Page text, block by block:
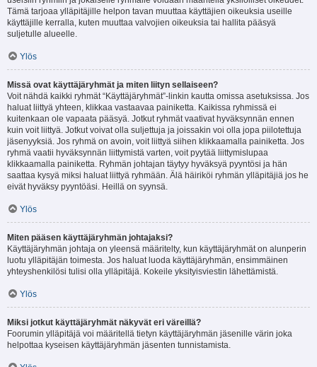
Tämä tarjoaa ylläpitäjille helpon tavan muuttaa käyttäjien oikeuksia useille
käyttäjille kerralla, kuten muuttaa valvojien oikeuksia tai hallita pääsyä
suljetulle alueelle.
Ylös
Missä ovat käyttäjäryhmät ja miten liityn sellaiseen?
Voit nähdä kaikki ryhmät “Käyttäjäryhmät”-linkin kautta omissa asetuksissa. Jos
haluat liittyä yhteen, klikkaa vastaavaa painiketta. Kaikissa ryhmissä ei
kuitenkaan ole vapaata pääsyä. Jotkut ryhmät vaativat hyväksynnän ennen
kuin voit liittyä. Jotkut voivat olla suljettuja ja joissakin voi olla jopa piilotettuja
jäsenyyksiä. Jos ryhmä on avoin, voit liittyä siihen klikkaamalla painiketta. Jos
ryhmä vaatii hyväksynnän liittymistä varten, voit pyytää liittymislupaa
klikkaamalla painiketta. Ryhmän johtajan täytyy hyväksyä pyyntösi ja hän
saattaa kysyä miksi haluat liittyä ryhmään. Älä häiriköi ryhmän ylläpitäjiä jos he
eivät hyväksy pyyntöäsi. Heillä on syynsä.
Ylös
Miten pääsen käyttäjäryhmän johtajaksi?
Käyttäjäryhmän johtaja on yleensä määritelty, kun käyttäjäryhmät on alunperin
luotu ylläpitäjän toimesta. Jos haluat luoda käyttäjäryhmän, ensimmäinen
yhteyshenkilösi tulisi olla ylläpitäjä. Kokeile yksityisviestin lähettämistä.
Ylös
Miksi jotkut käyttäjäryhmät näkyvät eri väreillä?
Foorumin ylläpitäjä voi määritellä tietyn käyttäjäryhmän jäsenille värin joka
helpottaa kyseisen käyttäjäryhmän jäsenten tunnistamista.